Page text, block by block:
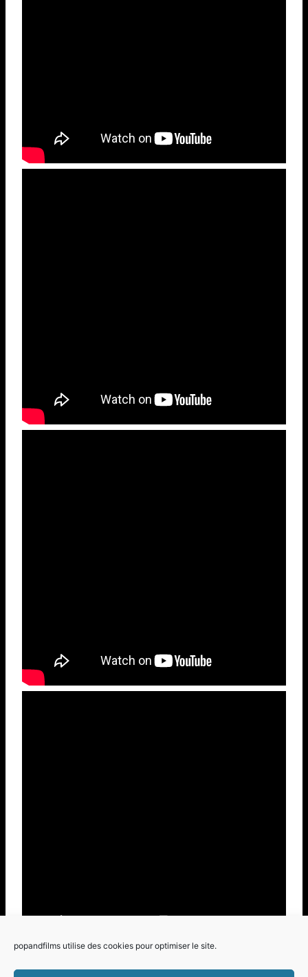
popandfilms utilise des cookies pour optimiser le site.